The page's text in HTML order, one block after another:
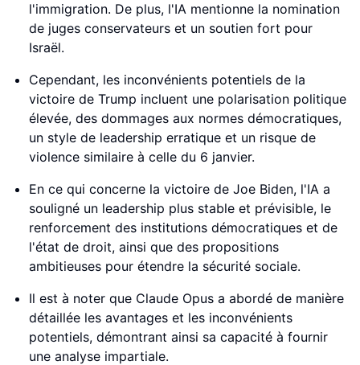
l'immigration. De plus, l'IA mentionne la nomination
de juges conservateurs et un soutien fort pour
Israël.
Cependant, les inconvénients potentiels de la
victoire de Trump incluent une polarisation politique
élevée, des dommages aux normes démocratiques,
un style de leadership erratique et un risque de
violence similaire à celle du 6 janvier.
En ce qui concerne la victoire de Joe Biden, l'IA a
souligné un leadership plus stable et prévisible, le
renforcement des institutions démocratiques et de
l'état de droit, ainsi que des propositions
ambitieuses pour étendre la sécurité sociale.
Il est à noter que Claude Opus a abordé de manière
détaillée les avantages et les inconvénients
potentiels, démontrant ainsi sa capacité à fournir
une analyse impartiale.